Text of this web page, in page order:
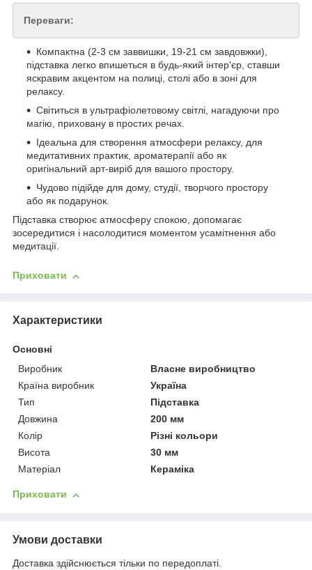
Переваги:
Компактна (2-3 см заввишки, 19-21 см завдовжки),
підставка легко впишеться в будь-який інтер'єр, ставши
яскравим акцентом на полиці, столі або в зоні для
релаксу.
Світиться в ультрафіолетовому світлі, нагадуючи про
магію, приховану в простих речах.
Ідеальна для створення атмосфери релаксу, для
медитативних практик, ароматерапії або як
оригінальний арт-виріб для вашого простору.
Чудово підійде для дому, студії, творчого простору
або як подарунок.
Підставка створює атмосферу спокою, допомагає
зосередитися і насолодитися моментом усамітнення або
медитації.
Приховати
Характеристики
Основні
Виробник
Власне виробництво
Країна виробник
Україна
Тип
Підставка
Довжина
200 мм
Колір
Різні кольори
Висота
30 мм
Матеріал
Кераміка
Приховати
Умови доставки
Доставка здійснюється тільки по передоплаті.